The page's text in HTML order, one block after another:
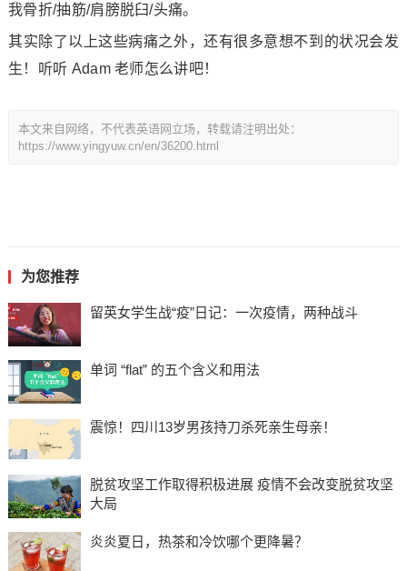
我骨折/抽筋/肩膀脱臼/头痛。
其实除了以上这些病痛之外，还有很多意想不到的状况会发
生！听听 Adam 老师怎么讲吧！
本文来自网络，不代表英语网立场，转载请注明出处：
https://www.yingyuw.cn/en/36200.html
为您推荐
留英女学生战“疫”日记：一次疫情，两种战斗
单词 “flat” 的五个含义和用法
震惊！四川13岁男孩持刀杀死亲生母亲！
脱贫攻坚工作取得积极进展 疫情不会改变脱贫攻坚
大局
炎炎夏日，热茶和冷饮哪个更降暑？